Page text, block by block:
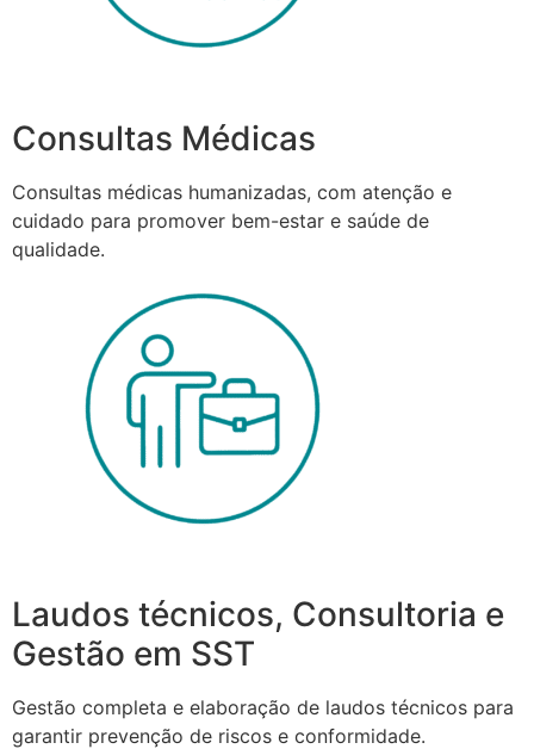
Consultas Médicas
Consultas médicas humanizadas, com atenção e
cuidado para promover bem-estar e saúde de
qualidade.
Laudos técnicos, Consultoria e
Gestão em SST
Gestão completa e elaboração de laudos técnicos para
garantir prevenção de riscos e conformidade.